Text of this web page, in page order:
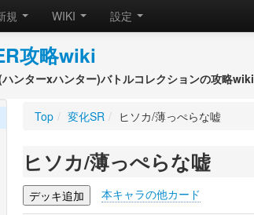
規 WIKI 設定
攻略wiki
ンターxハンター)バトルコレクションの攻略wiki
Top / 変化SR / ヒソカ/薄っぺらな嘘
ヒソカ/薄っぺらな嘘
本キャラの他カード